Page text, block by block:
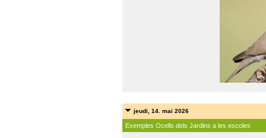
jeudi, 14. mai 2026
Exemples Ocells dels Jardins a les escoles